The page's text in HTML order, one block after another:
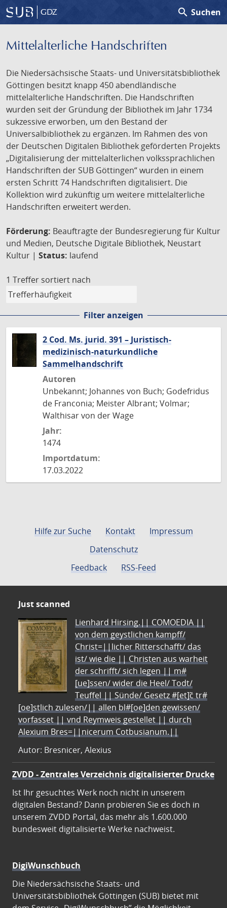
GDZ search Suchen
Mittelalterliche Handschriften
Die Niedersächsische Staats- und Universitätsbibliothek
Göttingen besitzt knapp 450 abendländische
mittelalterliche Handschriften. Die Handschriften
wurden seit der Gründung der Bibliothek im Jahr 1734
sukzessive erworben, um den Bestand der
Universalbibliothek zu ergänzen. Im Rahmen des von
der Deutschen Digitalen Bibliothek geförderten Projekts
„Digitalisierung der mittelalterlichen volkssprachlichen
Handschriften der SUB Göttingen“ wurden in einem
ersten Schritt 74 Handschriften digitalisiert. Die
Kollektion wird zukünftig um weitere mittelalterliche
Handschriften erweitert werden.
Förderung: Beauftragte der Bundesregierung für Kultur
und Medien, Deutsche Digitale Bibliothek, Neustart
Kultur | Status: laufend
1 Treffer sortiert nach
Filter anzeigen
2 Cod. Ms. jurid. 391 – Juristisch-
medizinisch-naturkundliche
Sammelhandschrift
Autoren
Unbekannt; Johannes von Buch; Godefridus
de Franconia; Meister Albrant; Volmar;
Walthisar von der Wage
Jahr:
1474
Importdatum:
17.03.2022
Hilfe zur Suche Kontakt
Impressum
Datenschutz
Feedback
RSS-Feed
Just scanned
Lienhard Hirsing.|| COMOEDIA ||
von dem geystlichen kampff/
Christ=||licher Ritterschafft/ das
ist/ wie die || Christen aus warheit
der schrifft/ sich legen || m#
[ue]ssen/ wider die Heel/ Todt/
Teuffel || Sünde/ Gesetz #[et]c̃ tr#
[oe]stlich zulesen/|| allen bl#[oe]den gewissen/
vorfasset || vnd Reymweis gestellet || durch
Alexium Bres=||nicerum Cotbusianum.||
Autor: Bresnicer, Alexius
ZVDD - Zentrales Verzeichnis digitalisierter Drucke
Ist Ihr gesuchtes Werk noch nicht in unserem
digitalen Bestand? Dann probieren Sie es doch in
unserem ZVDD Portal, das mehr als 1.600.000
bundesweit digitalisierte Werke nachweist.
DigiWunschbuch
Die Niedersächsische Staats- und
Universitätsbibliothek Göttingen (SUB) bietet mit